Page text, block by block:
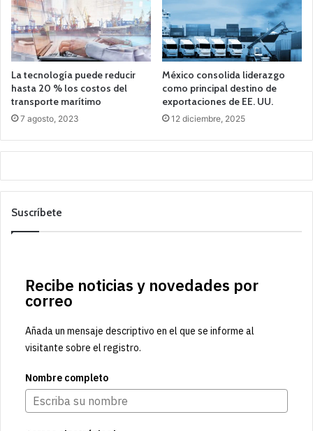
La tecnología puede reducir
hasta 20 % los costos del
transporte marítimo
7 agosto, 2023
México consolida liderazgo
como principal destino de
exportaciones de EE. UU.
12 diciembre, 2025
Suscríbete
Recibe noticias y novedades por
correo
Añada un mensaje descriptivo en el que se informe al
visitante sobre el registro.
Nombre completo